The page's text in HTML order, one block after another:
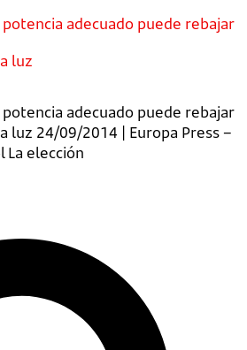
adecuado puede rebajar
luz
adecuado puede rebajar
luz 24/09/2014 | Europa Press –
La elección